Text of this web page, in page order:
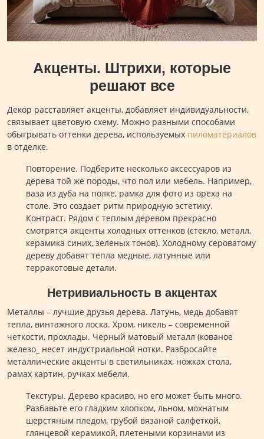
Акценты. Штрихи, которые
решают все
Декор расставляет акценты, добавляет индивидуальности,
связывает цветовую схему. Можно разными способами
обыгрывать оттенки дерева, используемых пиломатериалов
в отделке.
Повторение. Подберите несколько аксессуаров из
дерева той же породы, что пол или мебель. Например,
ваза из дуба на полке, рамка для фото из ореха на
столе. Это создает ритм природную эстетику.
Контраст. Рядом с теплым деревом прекрасно
смотрятся акценты холодных оттенков (стекло, металл,
керамика синих, зеленых тонов). Холодному сероватому
дереву добавят тепла медные, латунные или
терракотовые детали.
Нетривиальность в акцентах
Металлы – лучшие друзья дерева. Латунь, медь добавят
тепла, винтажного лоска. Хром, никель – современной
четкости, прохлады. Черный матовый металл (кованое
железо_ несет индустриальной нотки. Разбросайте
металлические акценты в светильниках, ножках стола,
рамах картин, ручках мебели.
Текстуры. Дерево красиво, но его может быть много.
Разбавьте его гладким хлопком, льном, мохнатым
шерстяным пледом, грубой вязаной салфеткой,
глянцевой керамикой, плетеными корзинами из